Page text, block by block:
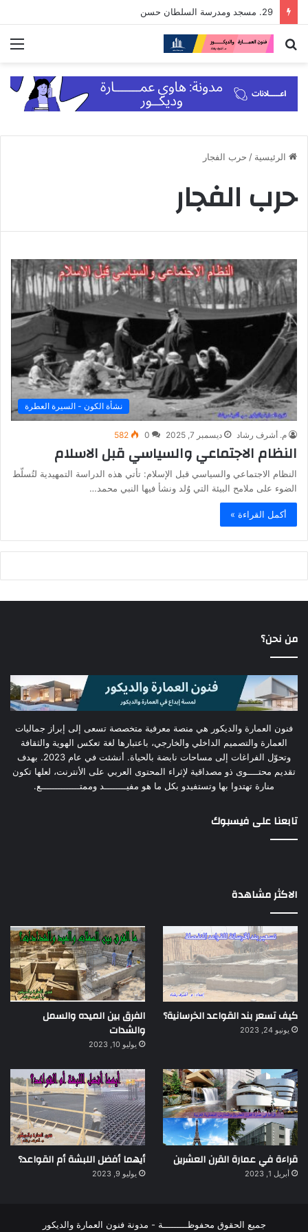
29. مسجد ومدرسة السلطان حسن
بحث
الرئيسية / حرب الفجار
حرب الفجار
نشأة الكون - السيرة العطرة
م. أشرف رشاد ديسمبر 7, 2025 0
582
النظام الاجتماعي والسياسي قبل الاسلام
النظام الاجتماعي والسياسي قبل الإسلام: تأتي هذه الدراسة التمهيدية لتُسلّط
الضوء على ملامح البيئة التي وُلد ونشأ فيها النبي محمد…
أكمل القراءة »
من نحن؟
فنون العمارة والديكور هي منصة معرفية متخصصة تسعى إلى إبراز جماليات
العمارة والتصميم الداخلي والخارجي، باعتبارها لغة تعكس الهوية والثقافة
وتحوّل الفراغات إلى مساحات نابضة بالحياة. أنشئت في عام 2023. بهدف
تقديم محتــــوى ذو مصداقية لإثراء المحتوى العربي على الأنترنت، لعلها تكون
منارة تهتدوا بها وتستفيدو بكل ما هو مفيــــــــد وممتــــــــــــــع.
تابعنا على فيسبوك
الاكثر مشاهدة
كيف تسعر بند القواعد الخرسانية؟
يونيو 24, 2023
الفرق بين الميده والسمل
والشدات
يوليو 10, 2023
قراءة في عمارة القرن العشرين
أبريل 1, 2023
أيهما أفضل اللبشة أم القواعد؟
يوليو 9, 2023
جميع الحقوق محفوظـــــــــة - مدونة فنون العمارة والديكور